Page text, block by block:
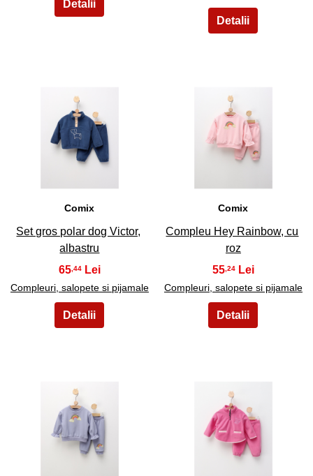
43
Comix
Set gros polar dog Victor,
albastru
65,44
Compleuri, salopete si pijamale
44
Comix
Compleu Hey Rainbow, cu
roz
55,24
Compleuri, salopete si pijamale
45 46